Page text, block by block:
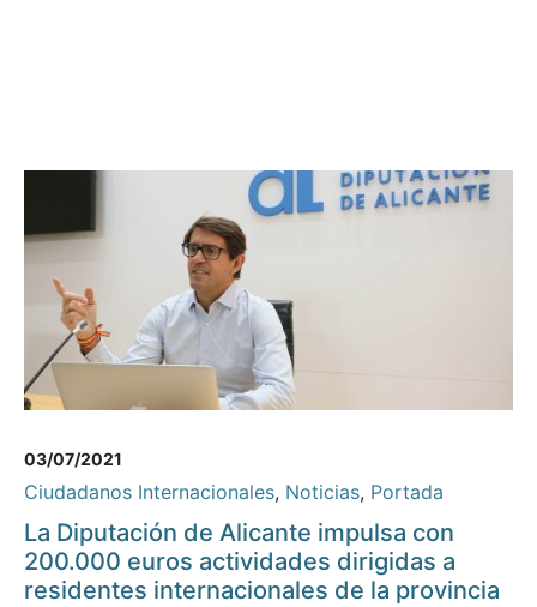
03/07/2021
Ciudadanos Internacionales, Noticias, Portada
La Diputación de Alicante impulsa con
200.000 euros actividades dirigidas a
residentes internacionales de la provincia